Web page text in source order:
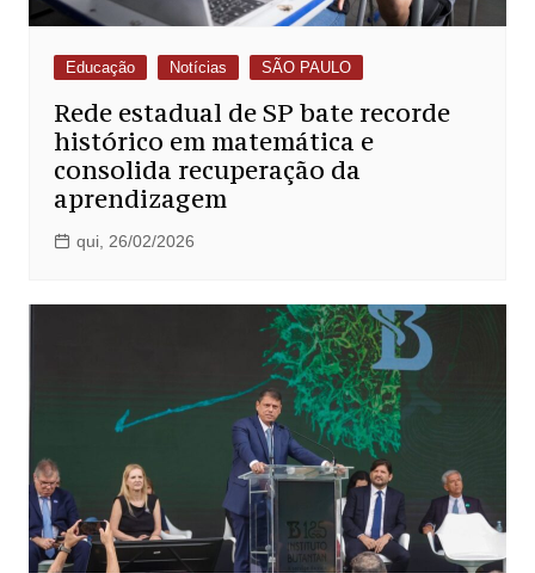
Educação Notícias SÃO PAULO
Rede estadual de SP bate recorde
histórico em matemática e
consolida recuperação da
aprendizagem
qui, 26/02/2026